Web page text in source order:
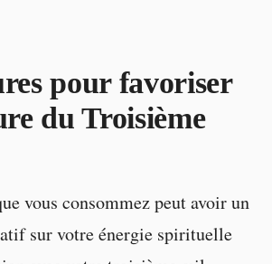
pour favoriser
du Troisième
vous consommez peut avoir un
sur votre énergie spirituelle